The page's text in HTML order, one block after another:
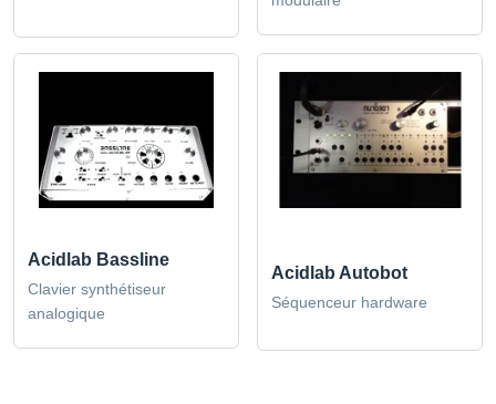
Acidlab Bassline
Clavier synthétiseur
analogique
Acidlab Autobot
Séquenceur hardware